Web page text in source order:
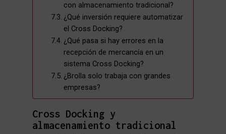
con almacenamiento tradicional?
¿Qué inversión requiere automatizar
el Cross Docking?
¿Qué pasa si hay errores en la
recepción de mercancía en un
sistema Cross Docking?
¿Brolla solo trabaja con grandes
empresas?
Cross Docking y
almacenamiento tradicional